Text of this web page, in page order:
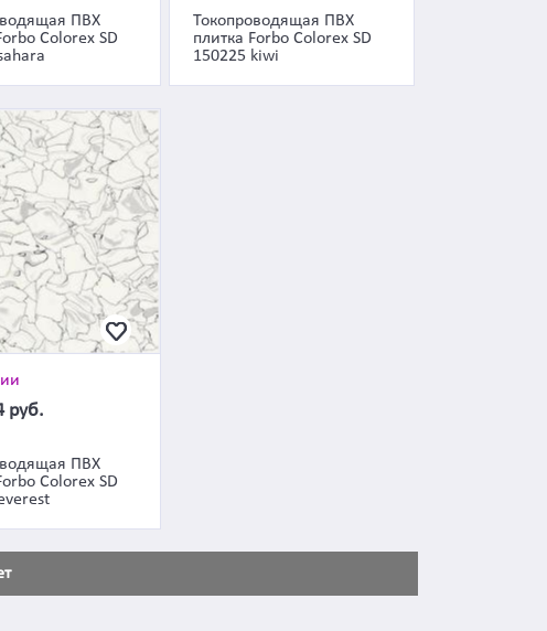
ПВХ
Colorex SD
Токопроводящая ПВХ
плитка Forbo Colorex SD
150225 kiwi
руб.
ПВХ
Colorex SD